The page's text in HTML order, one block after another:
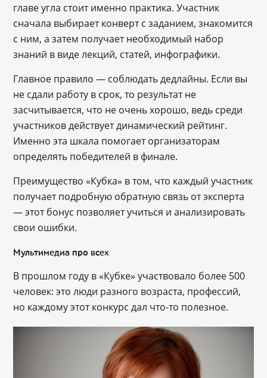
главе угла стоит именно практика. Участник
сначала выбирает конверт с заданием, знакомится
с ним, а затем получает необходимый набор
знаний в виде лекций, статей, инфографики.
Главное правило — соблюдать дедлайны. Если вы
не сдали работу в срок, то результат не
засчитывается, что не очень хорошо, ведь среди
участников действует динамический рейтинг.
Именно эта шкала помогает организаторам
определять победителей в финале.
Преимущество «Кубка» в том, что каждый участник
получает подробную обратную связь от эксперта
— этот бонус позволяет учиться и анализировать
свои ошибки.
Мультимедиа про всех
В прошлом году в «Кубке» участвовало более 500
человек: это люди разного возраста, профессий,
но каждому этот конкурс дал что-то полезное.